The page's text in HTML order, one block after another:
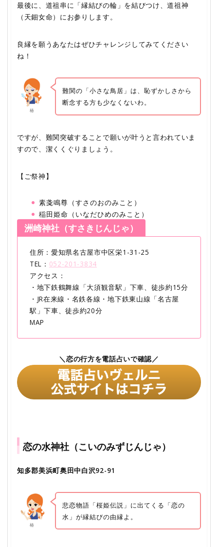
最後に、道祖串に「縁結びの輪」を結びつけ、道祖神
（天鈿女命）にお参りします。
良縁を願うあなたはぜひチャレンジしてみてください
ね！
椿
難関の「小さな鳥居」は、恥ずかしさから
断念する方も少なくないわ。
ですが、難関突破することで願いが叶うと言われていま
すので、潔くくぐりましょう。
【ご祭神】
素戔鳴尊（すさのおのみこと）
稲田姫命（いなだひめのみこと）
洲崎神社（すさきじんじゃ）
住所：愛知県名古屋市中区栄1-31-25
TEL： 052-201-3834
アクセス：
・地下鉄鶴舞線「大須観音駅」下車、徒歩約15分
・JR在来線・名鉄各線・地下鉄東山線「名古屋
駅」下車、徒歩約20分
MAP
＼恋の行方を電話占いで確認／
恋の水神社（こいのみずじんじゃ）
知多郡美浜町奥田中白沢92-91
椿
悲恋物語「桜姫伝説」に出てくる「恋の
水」が縁結びの由縁よ。